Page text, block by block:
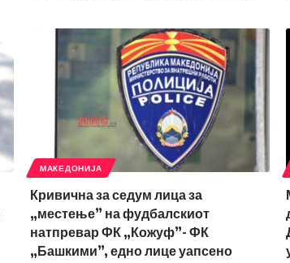
МАКЕДОНИЈА
Кривична за седум лица за
„местење” на фудбалскиот
натпревар ФК „Кожуф”- ФК
„Башкими”, едно лице уапсено